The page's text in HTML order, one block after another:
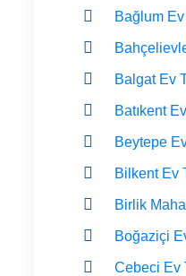
Bağlum
Balgat Ev
Batıkent
Beytepe
Bilkent Ev
Birlik
Boğaziçi
Cebeci Ev